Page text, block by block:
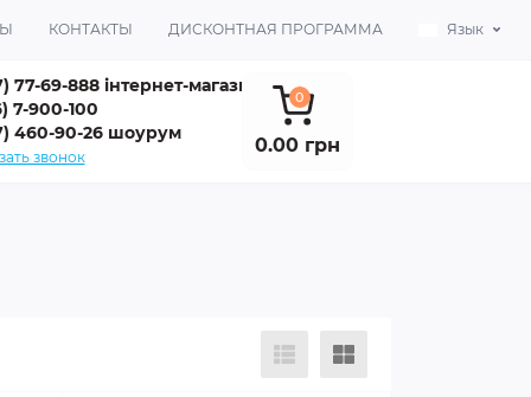
КОНТАКТЫ ДИСКОНТНАЯ ПРОГРАММА Язык
77-69-888 інтернет-магазин
7-900-100
460-90-26 шоурум
звонок
0
0.00 грн